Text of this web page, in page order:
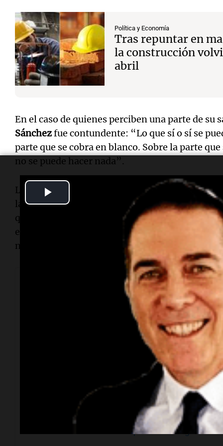
Política y Economía
Tras repuntar en
la construcción
abril
En el caso de quienes perciben una parte de
Sánchezfue contundente: “Lo que sí o sí se
parte que se cobra en blanco. Sobre la parte
no se puede hacer nada”.
La especialista señaló que, frente a este tipo de
las condiciones sean conversadas desde el
que se puede negociar desde el principio y
ese monto que se cobra en negro va a
no”, explicó.
View this post on Instagram